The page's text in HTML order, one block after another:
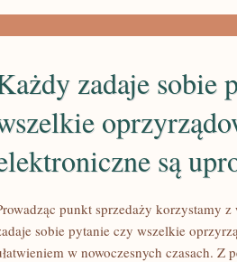
zadaje sobie
są
punkt sprzedaży korzystamy
sobie pytanie czy wszelkie
w nowoczesnych czasach. Z